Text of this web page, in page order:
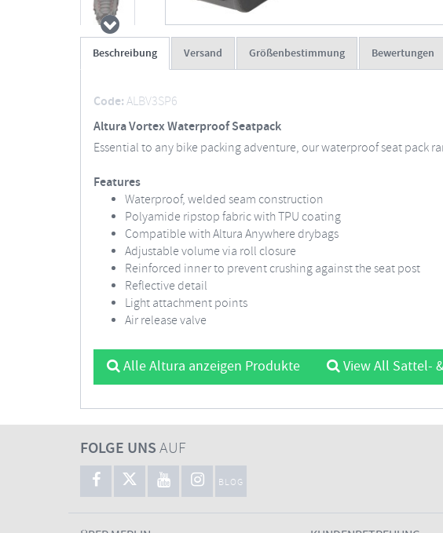
Beschreibung Versand Größenbestimmung Bewertungen
Code:ALBV3SP6
Altura Vortex Waterproof Seatpack
Essential to any bike packing adventure, our waterproof seat
Features
Waterproof, welded seam construction
Polyamide ripstop fabric with TPU coating
Compatible with Altura Anywhere drybags
Adjustable volume via roll closure
Reinforced inner to prevent crushing against the seat post
Reflective detail
Light attachment points
Air release valve
Alle Altura anzeigen Produkte View All Sattel-
FOLGE UNSAUF
BLOG